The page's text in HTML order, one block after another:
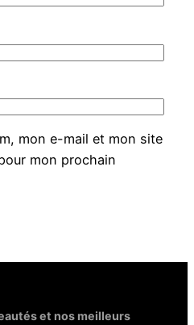
mon e-mail et mon site
mon prochain
et nos meilleurs